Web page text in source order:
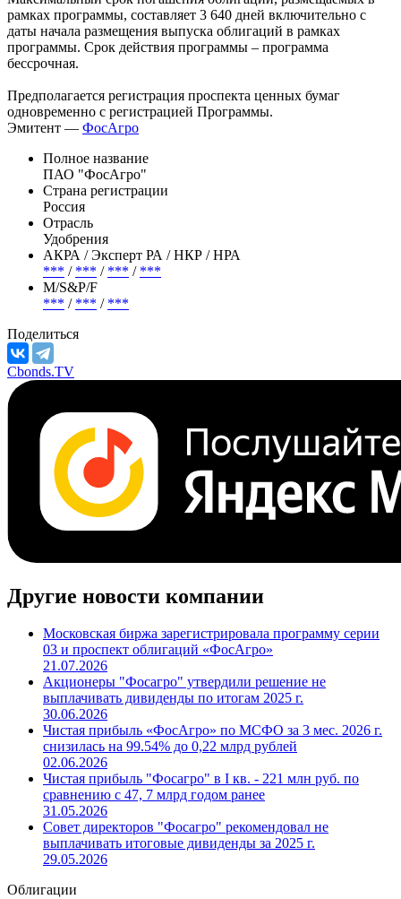
рамках программы, составляет 3 640 дней включительно с
даты начала размещения выпуска облигаций в рамках
программы. Срок действия программы – программа
бессрочная.
Предполагается регистрация проспекта ценных бумаг
одновременно с регистрацией Программы.
Эмитент — ФосАгро
Полное название
ПАО "ФосАгро"
Страна регистрации
Россия
Отрасль
Удобрения
АКРА / Эксперт РА / НКР / НРА
*** / *** / *** / ***
М/S&P/F
*** / *** / ***
Поделиться
Cbonds.TV
Другие новости компании
Московская биржа зарегистрировала программу серии
03 и проспект облигаций «ФосАгро»
21.07.2026
Акционеры "Фосагро" утвердили решение не
выплачивать дивиденды по итогам 2025 г.
30.06.2026
Чистая прибыль «ФосАгро» по МСФО за 3 мес. 2026 г.
снизилась на 99.54% до 0,22 млрд рублей
02.06.2026
Чистая прибыль "Фосагро" в I кв. - 221 млн руб. по
сравнению с 47, 7 млрд годом ранее
31.05.2026
Совет директоров "Фосагро" рекомендовал не
выплачивать итоговые дивиденды за 2025 г.
29.05.2026
Облигации